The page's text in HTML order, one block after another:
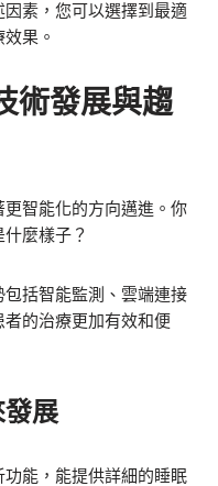
素，您可以選擇到最適
果。
術發展與趨
智能化的方向邁進。你
麼樣子？
括智能監測、雲端連接
的治療更加有效和便
展
能，能提供詳細的睡眠